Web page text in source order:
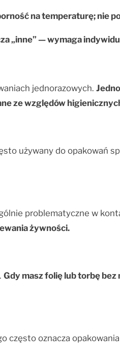
na temperaturę; nie
„inne” — wymaga
jednorazowych.
ze względów
używany do opakowań
problematyczne w
żywności.
Gdy masz folię lub torbę
oznacza